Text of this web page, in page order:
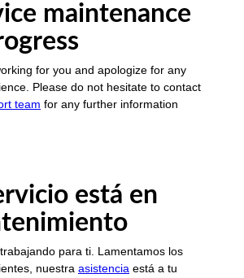
maintenance
for you and apologize for any
Please do not hesitate to contact
team for any further information
está en
para ti. Lamentamos los
nuestra asistencia está a tu